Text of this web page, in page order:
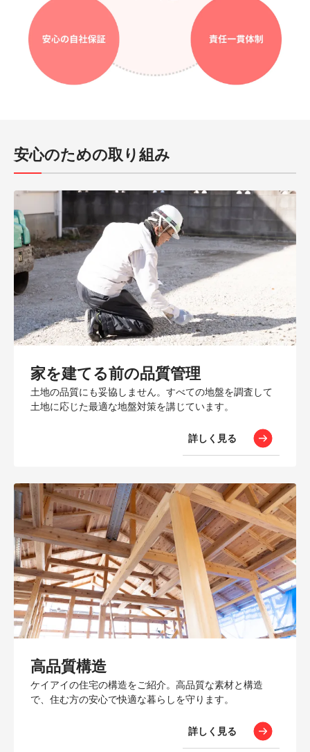
安心のための取り組み
家を建てる前の品質管理
土地の品質にも妥協しません。すべての地盤を調査して
土地に応じた最適な地盤対策を講じています。
詳しく見る
高品質構造
ケイアイの住宅の構造をご紹介。高品質な素材と構造
で、住む方の安心で快適な暮らしを守ります。
詳しく見る